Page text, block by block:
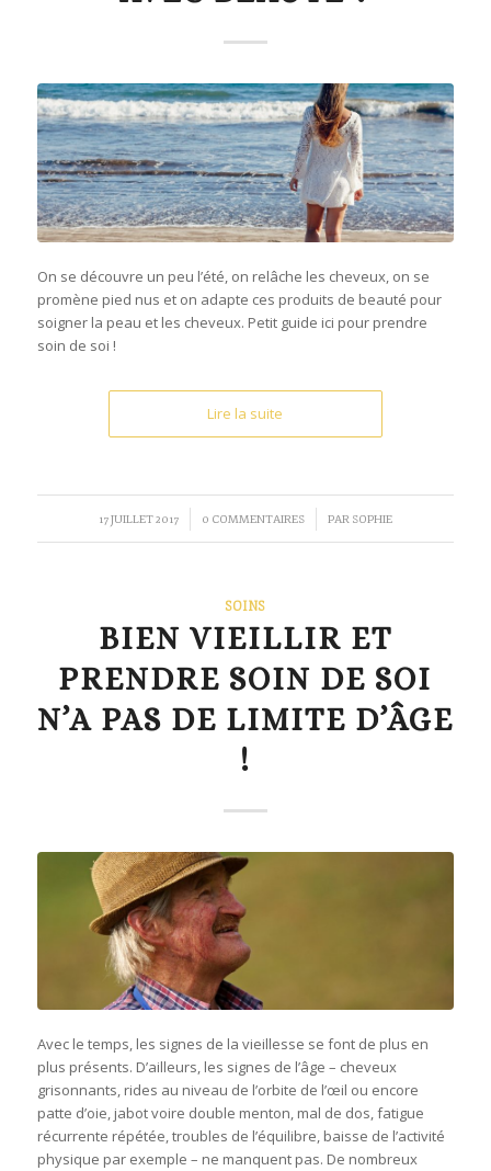
On se découvre un peu l’été, on relâche les cheveux, on se
promène pied nus et on adapte ces produits de beauté pour
soigner la peau et les cheveux. Petit guide ici pour prendre
soin de soi !
Lire la suite
17 JUILLET 2017
/ 0 COMMENTAIRES
/ PAR SOPHIE
SOINS
BIEN VIEILLIR ET
PRENDRE SOIN DE SOI
N’A PAS DE LIMITE D’ÂGE
!
Avec le temps, les signes de la vieillesse se font de plus en
plus présents. D’ailleurs, les signes de l’âge – cheveux
grisonnants, rides au niveau de l’orbite de l’œil ou encore
patte d’oie, jabot voire double menton, mal de dos, fatigue
récurrente répétée, troubles de l’équilibre, baisse de l’activité
physique par exemple – ne manquent pas. De nombreux